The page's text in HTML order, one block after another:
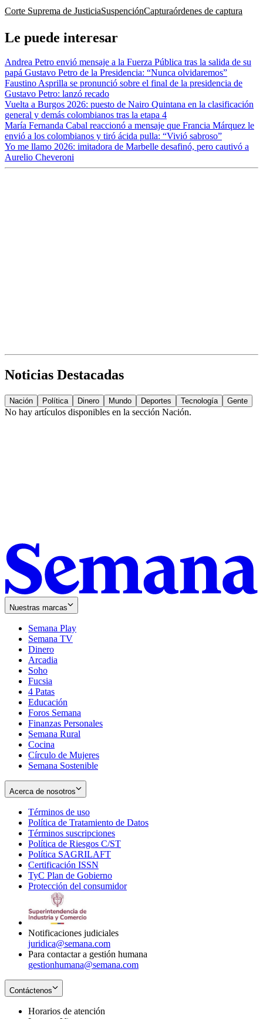
Corte Suprema de JusticiaSuspenciónCapturaórdenes de captura
Le puede interesar
Andrea Petro envió mensaje a la Fuerza Pública tras la salida de su
papá Gustavo Petro de la Presidencia: “Nunca olvidaremos”
Faustino Asprilla se pronunció sobre el final de la presidencia de
Gustavo Petro: lanzó recado
Vuelta a Burgos 2026: puesto de Nairo Quintana en la clasificación
general y demás colombianos tras la etapa 4
María Fernanda Cabal reaccionó a mensaje que Francia Márquez le
envió a los colombianos y tiró ácida pulla: “Vivió sabroso”
Yo me llamo 2026: imitadora de Marbelle desafinó, pero cautivó a
Aurelio Cheveroni
Noticias Destacadas
Nación Política Dinero Mundo Deportes Tecnología Gente
No hay artículos disponibles en la sección Nación.
Nuestras marcas
Semana Play
Semana TV
Dinero
Arcadia
Soho
in
new
window
Fucsia
in
new
window
4 Patas
Educación
Foros Semana
Finanzas Personales
Semana Rural
Cocina
Círculo de Mujeres
Semana Sostenible
Acerca de nosotros
Términos de uso
in
new
window
Política de Tratamiento de Datos
Términos suscripciones
in
Política de Riesgos C/ST
Política SAGRILAFT
new
window
Certificación ISSN
in
new
TyC Plan de Gobierno
in
Protección del consumidorOpens
Notificaciones judiciales
juridica@semana.com
Para contactar a gestión humana
gestionhumana@semana.com
Contáctenos
Horarios de atención